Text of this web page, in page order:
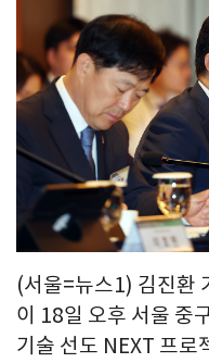
(서울=뉴스1) 김진환
이 18일 오후 서울 중
기술 선도 NEXT 프로